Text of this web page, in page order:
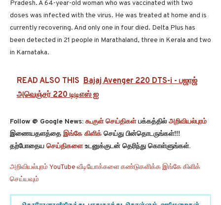
Pradesh. A 64-year-old woman who was vaccinated with two
doses was infected with the virus. He was treated at home and is
currently recovering. And only one in four died. Delta Plus has
been detected in 21 people in Marathaland, three in Kerala and two
in Karnataka.
READ ALSO THIS Bajaj Avenger 220 DTS-i - பஜாஜ்
அவெஞ்சர் 220 டிடிஎஸ் ஐ
Follow @ Google News: கூகுள் செய்திகள்பக்கத்தில் அறிவியல்புரம்
இணையதளத்தை இங்கே கிளிக் செய்து பின்தொடருங்கள்!!!
தற்போதைய செய்திகளைஉடனுக்குடன் தெரிந்து கொள்ளுங்கள்.
அறிவியல்புரம் YouTube வீடியோக்களை கண்டுகளிக்க இங்கே கிளிக்
செய்யவும்